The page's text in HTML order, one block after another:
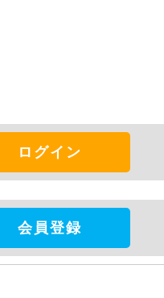
ログイン
会員登録